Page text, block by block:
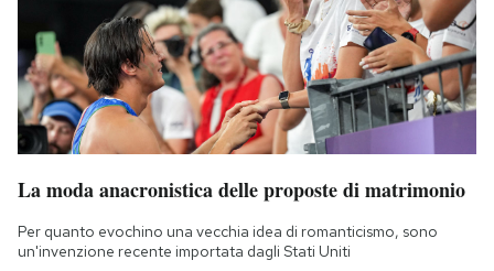
La moda anacronistica delle proposte di matrimonio
Per quanto evochino una vecchia idea di romanticismo, sono
un'invenzione recente importata dagli Stati Uniti